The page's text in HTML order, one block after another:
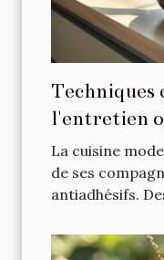
Techniques
l'entretien
La cuisine
de ses
antiadhésifs.